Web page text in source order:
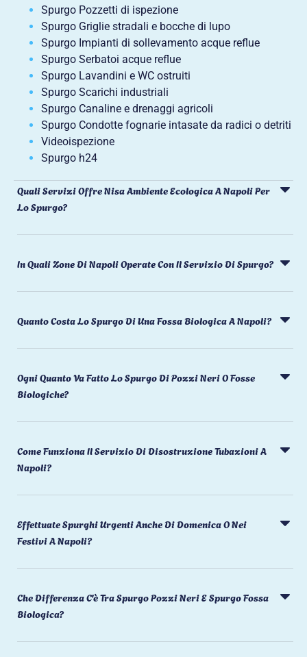
Spurgo Pozzetti di ispezione
Spurgo Griglie stradali e bocche di lupo
Spurgo Impianti di sollevamento acque reflue
Spurgo Serbatoi acque reflue
Spurgo Lavandini e WC ostruiti
Spurgo Scarichi industriali
Spurgo Canaline e drenaggi agricoli
Spurgo Condotte fognarie intasate da radici o detriti
Videoispezione
Spurgo h24
Quali Servizi Offre Nisa Ambiente Ecologica A Napoli Per
Lo Spurgo?
In Quali Zone Di Napoli Operate Con Il Servizio Di Spurgo?
Quanto Costa Lo Spurgo Di Una Fossa Biologica A Napoli?
Ogni Quanto Va Fatto Lo Spurgo Di Pozzi Neri O Fosse
Biologiche?
Come Funziona Il Servizio Di Disostruzione Tubazioni A
Napoli?
Effettuate Spurghi Urgenti Anche Di Domenica O Nei
Festivi A Napoli?
Che Differenza C'è Tra Spurgo Pozzi Neri E Spurgo Fossa
Biologica?